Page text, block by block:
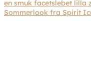
Sommerlook fra Spirit